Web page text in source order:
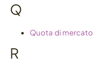
Q
Quota di mercato
R